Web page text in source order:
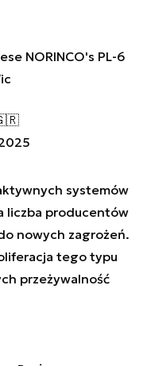
NORINCO's PL-6
systemów
liczba producentów
nowych zagrożeń.
tego typu
przeżywalność